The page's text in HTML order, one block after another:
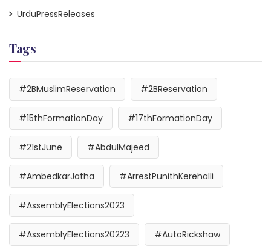
UrduPressReleases
Tags
#2BMuslimReservation #2BReservation
#15thFormationDay #17thFormationDay
#21stJune #AbdulMajeed
#AmbedkarJatha #ArrestPunithKerehalli
#AssemblyElections2023
#AssemblyElections20223 #AutoRickshaw